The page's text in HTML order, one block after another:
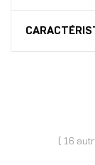
( 16